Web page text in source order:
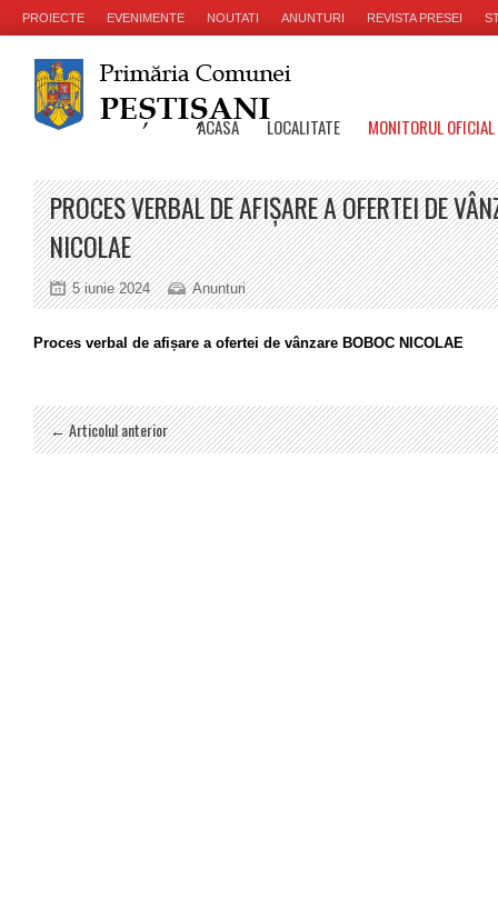
PROIECTE EVENIMENTE NOUTATI ANUNTURI REVISTA PRESEI
ACASA LOCALITATE MONITORUL
PROCES VERBAL DE AFIȘARE A OFERTEI DE
NICOLAE
5 iunie 2024 Anunturi
Proces verbal de afișare a ofertei de vânzare BOBOC NICOLAE
← Articolul anterior